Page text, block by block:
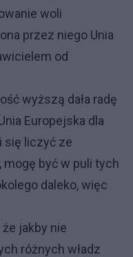
woli
przez niego Unia
od
wyższą dała radę
Europejska dla
się liczyć ze
mogę być w puli tych
daleko, więc
jakby nie
różnych władz